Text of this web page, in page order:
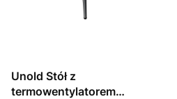
Unold Stół z
termowentylatorem